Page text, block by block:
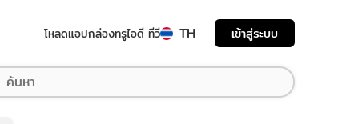
โหลดแอปกล่องทรูไอดี ทีวี TH เข้าสู่ระบบ